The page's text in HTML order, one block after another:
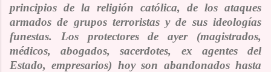
principios de la religión católica, de los ataques
armados de grupos terroristas y de sus ideologías
funestas. Los protectores de ayer (magistrados,
médicos, abogados, sacerdotes, ex agentes del
Estado, empresarios) hoy son abandonados hasta